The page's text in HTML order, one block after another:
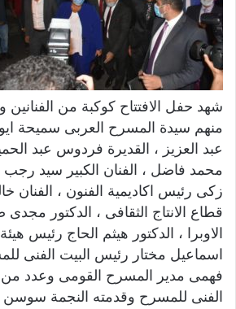
شهد حفل الافتتاح كوكبة من الفنانين
منهم سيدة المسرح العربى سميحة
عبد العزيز ، القديرة فردوس عبد
محمد فاضل ، الفنان الكبير سيد
زكى رئيس اكاديمية الفنون ، الفنان
قطاع الانتاج الثقافى ، الدكتور مجدى
الاوبرا ، الدكتور هيثم الحاج رئيس
اسماعيل مختار رئيس البيت الفنى
فهمى مدير المسرح القومى وعدد من
الفنى للمسرح وقدمته النجمة